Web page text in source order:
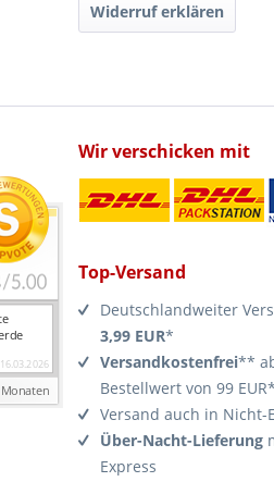
Widerruf erklären
Wir verschicken mit
Top-Versand
Deutschlandweiter
3,99 EUR*
Versandkostenfrei**
Bestellwert von 99 EUR*
Versand auch in Nicht-
Über-Nacht-Lieferung
Express